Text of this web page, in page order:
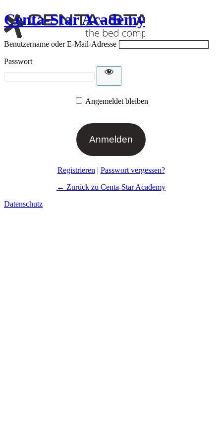
Centa-Star Academy
Benutzername oder E-Mail-Adresse
Passwort
Angemeldet bleiben
Registrieren | Passwort vergessen?
← Zurück zu Centa-Star Academy
Datenschutz